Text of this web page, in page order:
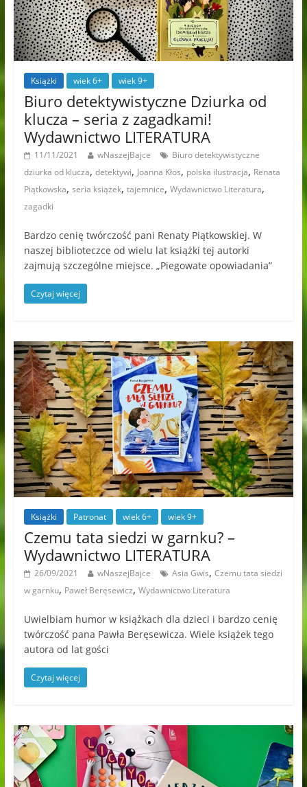
Książki wiek 6+ wiek 9+
Biuro detektywistyczne Dziurka od
klucza – seria z zagadkami!
Wydawnictwo LITERATURA
11/11/2021 wNaszejBajce
Biuro detektywistyczne
dziurka od klucza, detektywi, Joanna Kłos, polska ilustracja, Renata
Piątkowska, seria książek, tajemnice, Wydawnictwo Literatura,
zagadki
Bardzo cenię twórczość pani Renaty Piątkowskiej. W
naszej biblioteczce od wielu lat książki tej autorki
zajmują szczególne miejsce. „Piegowate opowiadania”
Czytaj więcej
Książki Patronat wiek 6+ wiek 9+
Czemu tata siedzi w garnku? –
Wydawnictwo LITERATURA
26/09/2021 wNaszejBajce Asia Gwis, Czemu tata siedzi
w garnku, Paweł Beręsewicz, Wydawnictwo Literatura
Uwielbiam humor w książkach dla dzieci i bardzo cenię
twórczość pana Pawła Beręsewicza. Wiele książek tego
autora od lat gości
Czytaj więcej